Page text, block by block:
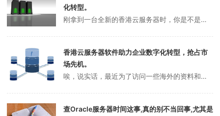
化转型。
刚拿到一台全新的香港云服务器时，你是不是也跟我一样，对着那个黑乎乎的SSH终端窗口，既兴奋又有点不知所措？感觉就像拿到了一块乐高积木的“无限补充包”，理论上可以拼出任何想要的城堡，但实际上，第一块积木该往哪儿放，心里完全没谱。这种感觉，坦白说，还挺让人沮丧的。香港云服务器搭建软件从技术层面讲，一台“干净”的云...
香港云服务器软件助力企业数字化转型，抢占市
场先机。
唉，说实话，最近为了访问一些海外的资料和网站，真的是折腾得够呛。一开始吧，总觉得随便找个“工具”就行了，结果呢？要么慢得像蜗牛爬，要么就是三天两头断线，关键时刻掉链子，你说气不气人？本来想好好做点跨境电商的选品研究，结果时间全耗在跟网络“搏斗”上了，那种挫败感，真是谁经历谁知道。折腾过后，才发现香港云服务器这...
查Oracle服务器时间这事,真的别不当回事,尤其是